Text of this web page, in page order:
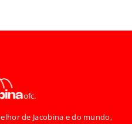
de Jacobina e do mundo,